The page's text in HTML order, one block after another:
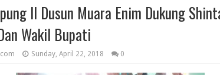
II Dusun Muara Enim Dukung
Wakil Bupati
Sunday, April 22, 2018 0